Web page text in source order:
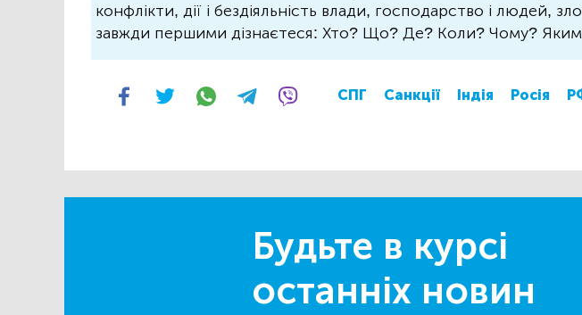
конфлікти, дії і бездіяльність влади, господарство і людей,
завжди першими дізнаєтеся: Хто? Що? Де? Коли? Чому?
СПГ Санкції Індія Росія
Будьте в курсі
останніх новин